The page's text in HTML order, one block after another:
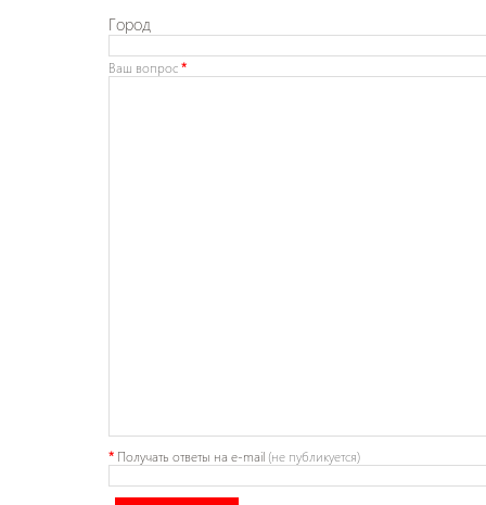
Город
Ваш вопрос*
* Получать ответы на e-mail (не публикуется)